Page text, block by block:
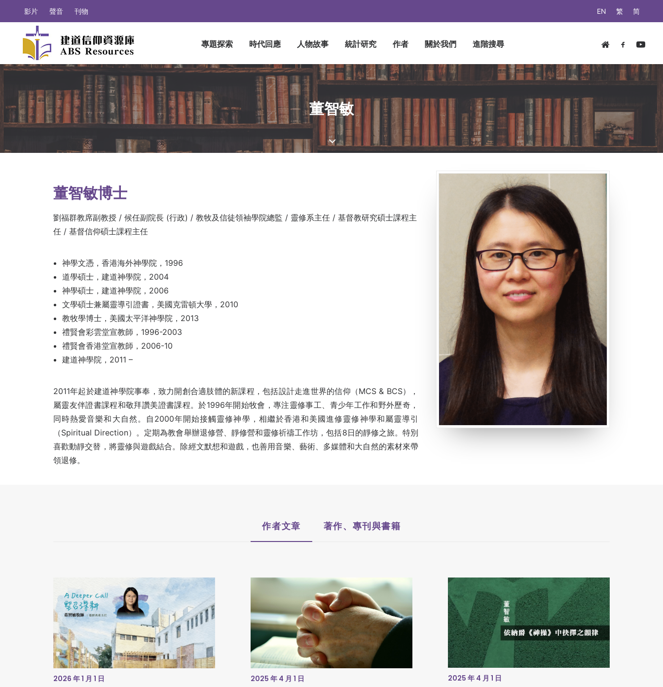
EN 繁 简
影片 聲音 刊物
專題探索 時代回應 人物故事 統計研究 作者 關於我們 進階搜尋
董智敏
董智敏博士
劉福群教席副教授 / 候任副院長 (行政) / 教牧及信徒領袖學院總監 / 靈修系主任 / 基督教研究碩士課程主
任 / 基督信仰碩士課程主任
神學文憑，香港海外神學院，1996
道學碩士，建道神學院，2004
神學碩士，建道神學院，2006
文學碩士兼屬靈導引證書，美國克雷頓大學，2010
教牧學博士，美國太平洋神學院，2013
禮賢會彩雲堂宣教師，1996-2003
禮賢會香港堂宣教師，2006-10
建道神學院，2011 –
2011年起於建道神學院事奉，致力開創合適肢體的新課程，包括設計走進世界的信仰（MCS & BCS），
屬靈友伴證書課程和敬拜讚美證書課程。於1996年開始牧會，專注靈修事工、青少年工作和野外歷奇，
同時熱愛音樂和大自然。自2000年開始接觸靈修神學，相繼於香港和美國進修靈修神學和屬靈導引
（Spiritual Direction）。定期為教會舉辦退修營、靜修營和靈修祈禱工作坊，包括8日的靜修之旅。特別
喜歡動靜交替，將靈修與遊戲結合。除經文默想和遊戲，也善用音樂、藝術、多媒體和大自然的素材來帶
領退修。
作者文章 著作、專刊與書籍
2026 年 1 月 1 日 2025 年 4 月 1 日 2025 年 4 月 1 日